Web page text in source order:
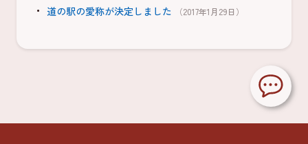
道の駅の愛称が決定しました （2017年1月29日）